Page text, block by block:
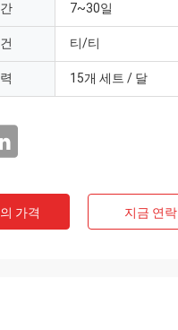
7~30일
티/티
15개 세트 / 달
가격 지금 연락